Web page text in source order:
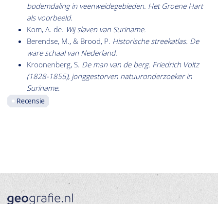
bodemdaling in veenweidegebieden. Het Groene Hart
als voorbeeld.
Kom, A. de. Wij slaven van Suriname.
Berendse, M., & Brood, P. Historische streekatlas. De
ware schaal van Nederland.
Kroonenberg, S. De man van de berg. Friedrich Voltz
(1828-1855), jonggestorven natuuronderzoeker in
Suriname.
Recensie